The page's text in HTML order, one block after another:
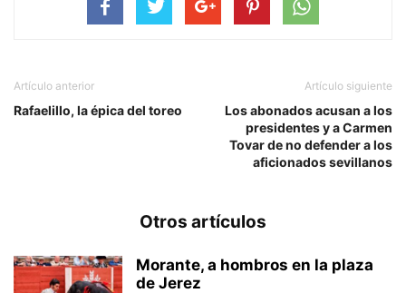
Artículo anterior
Rafaelillo, la épica del toreo
Artículo siguiente
Los abonados acusan a los
presidentes y a Carmen
Tovar de no defender a los
aficionados sevillanos
Otros artículos
Morante, a hombros en la plaza
de Jerez